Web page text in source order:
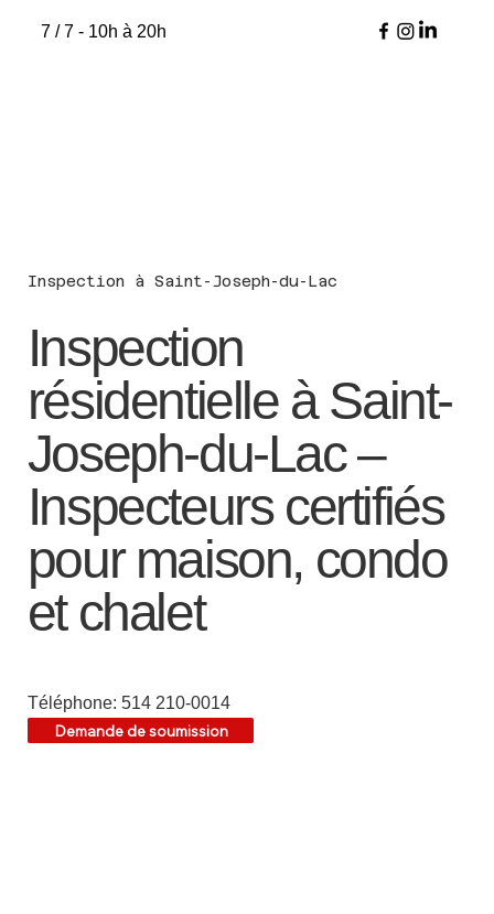
7 / 7 - 10h à 20h
Inspection à Saint-Joseph-du-Lac
Inspection
résidentielle à Saint-
Joseph-du-Lac –
Inspecteurs certifiés
pour maison, condo
et chalet
Téléphone: 514 210-0014
Demande de soumission